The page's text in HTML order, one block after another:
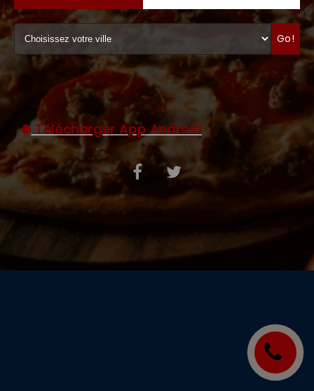
NOTRE RESTAURANT
VOS AVIS
MENTIONS LÉGALES
C.G.V
Go!
Télécharger App Android